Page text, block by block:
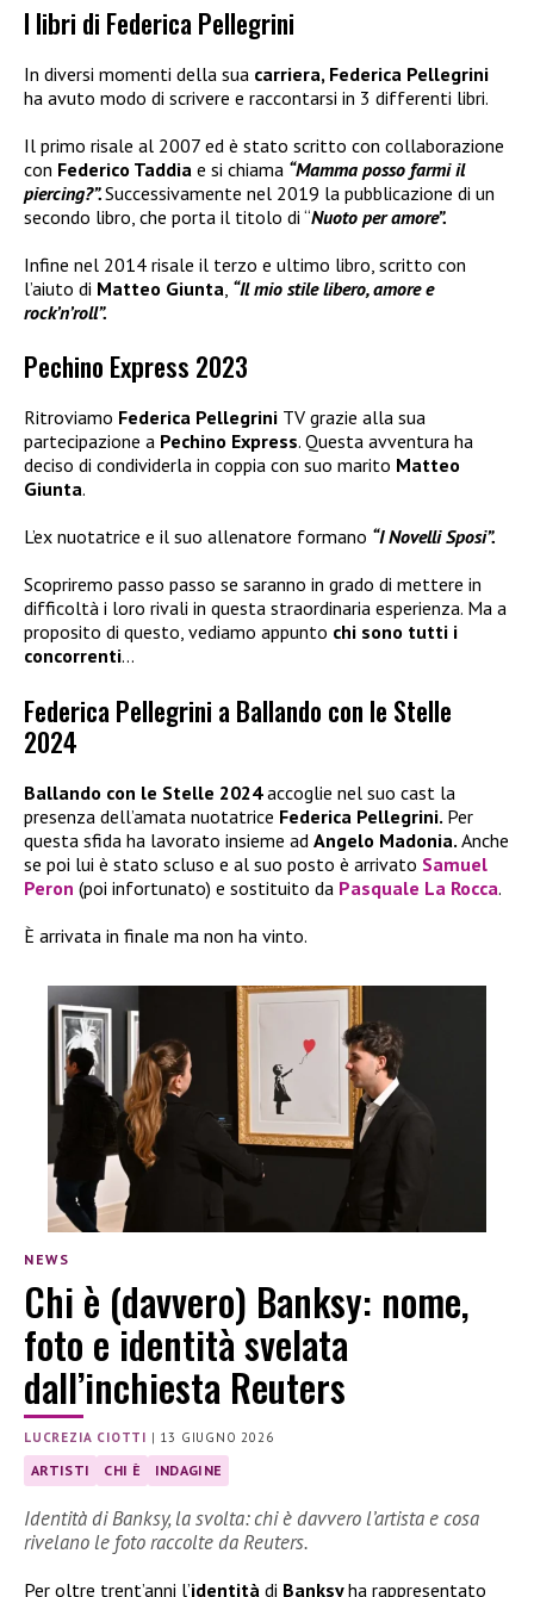
I libri di Federica Pellegrini
In diversi momenti della sua carriera, Federica Pellegrini
ha avuto modo di scrivere e raccontarsi in 3 differenti libri.
Il primo risale al 2007 ed è stato scritto con collaborazione
con Federico Taddia e si chiama “Mamma posso farmi il
piercing?”.Successivamente nel 2019 la pubblicazione di un
secondo libro, che porta il titolo di “Nuoto per amore”.
Infine nel 2014 risale il terzo e ultimo libro, scritto con
l’aiuto di Matteo Giunta “Il mio stile libero, amore e
rock’n’roll”.
Pechino Express 2023
Ritroviamo Federica Pellegrini TV grazie alla sua
partecipazione a Pechino Express. Questa avventura ha
deciso di condividerla in coppia con suo marito Matteo
Giunta.
L’ex nuotatrice e il suo allenatore formano “I Novelli Sposi”.
Scopriremo passo passo se saranno in grado di mettere in
difficoltà i loro rivali in questa straordinaria esperienza. Ma a
proposito di questo, vediamo appunto chi sono tutti i
concorrenti…
Federica Pellegrini a Ballando con le Stelle
2024
Ballando con le Stelle 2024accoglie nel suo cast la
presenza dell’amata nuotatrice Federica Pellegrini. Per
questa sfida ha lavorato insieme ad Angelo Madonia. Anche
se poi lui è stato scluso e al suo posto è arrivato Samuel
Peron (poi infortunato) e sostituito da Pasquale La Rocca.
È arrivata in finale ma non ha vinto.
NEWS
Chi è (davvero) Banksy: nome,
foto e identità svelata
dall’inchiesta Reuters
LUCREZIA CIOTTI | 13 GIUGNO 2026
ARTISTI CHI È INDAGINE
Identità di Banksy, la svolta: chi è davvero l’artista e cosa
rivelano le foto raccolte da Reuters.
Per oltre trent’anni l’identità di Banksyha rappresentato